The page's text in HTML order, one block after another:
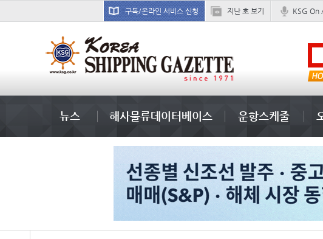
구독/온라인 서비스 신청 지난 호 보기 KSG On
吏꾪씗��
뉴스 해사물류데이터베이스 운항스케줄